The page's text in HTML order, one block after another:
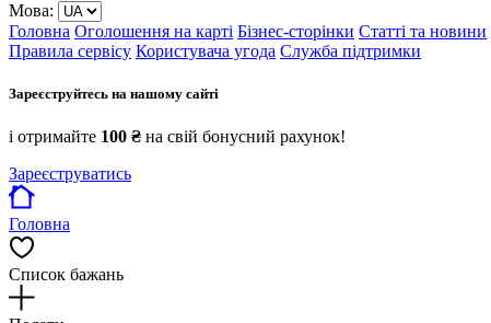
Мова:
Головна Оголошення на карті Бізнес-сторінки Статті та новини
Правила сервісу Користувача угода Служба підтримки
Зареєструйтесь на нашому сайті
і отримайте 100 ₴ на свій бонусний рахунок!
Зареєструватись
Головна
Список бажань